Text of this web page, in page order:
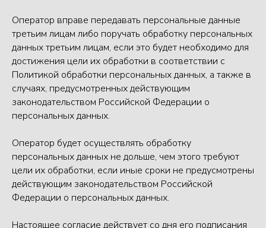
Оператор вправе передавать персональные данные
третьим лицам либо поручать обработку персональных
данных третьим лицам, если это будет необходимо для
достижения цели их обработки в соответствии с
Политикой обработки персональных данных, а также в
случаях, предусмотренных действующим
законодательством Российской Федерации о
персональных данных.
Оператор будет осуществлять обработку
персональных данных не дольше, чем этого требуют
цели их обработки, если иные сроки не предусмотрены
действующим законодательством Российской
Федерации о персональных данных.
Настоящее согласие действует со дня его подписания